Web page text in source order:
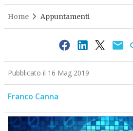
Home Appuntamenti
Pubblicato il 16 Mag 2019
Franco Canna